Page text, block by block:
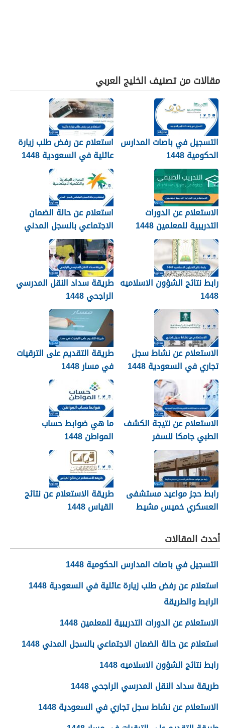
مقالات من تصنيف الخليج العربي
التسجيل في باصات المدارس
الحكومية 1448
استعلام عن رفض طلب زيارة
عائلية في السعودية 1448
الرابط والطريقة
الاستعلام عن الدورات
التدريبية للمعلمين 1448
استعلام عن حالة الضمان
الاجتماعي بالسجل المدني
1448
رابط نتائج الشؤون الاسلاميه
1448
طريقة سداد النقل المدرسي
الراجحي 1448
الاستعلام عن نشاط سجل
تجاري في السعودية 1448
طريقة التقديم على الترقيات
في مسار 1448
الاستعلام عن نتيجة الكشف
الطبي جامكا للسفر
للسعودية 1448
ما هي ضوابط حساب
المواطن 1448
رابط حجز مواعيد مستشفى
العسكري خميس مشيط
طريقة الاستعلام عن نتائج
القياس 1448
أحدث المقالات
التسجيل في باصات المدارس الحكومية 1448
استعلام عن رفض طلب زيارة عائلية في السعودية 1448
الرابط والطريقة
الاستعلام عن الدورات التدريبية للمعلمين 1448
استعلام عن حالة الضمان الاجتماعي بالسجل المدني 1448
رابط نتائج الشؤون الاسلاميه 1448
طريقة سداد النقل المدرسي الراجحي 1448
الاستعلام عن نشاط سجل تجاري في السعودية 1448